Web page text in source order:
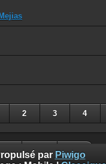
2 3 4
par Piwigo